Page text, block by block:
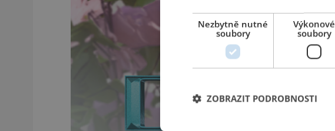
Nezbytně nutné
soubory
Výkonové
soubory
ZOBRAZIT PODROBNOSTI